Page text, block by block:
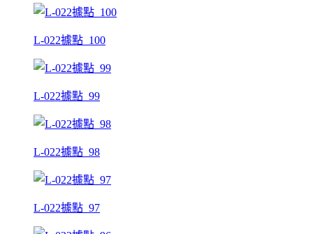
L-022據點_100
L-022據點_99
L-022據點_98
L-022據點_97